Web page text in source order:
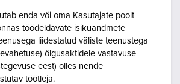
enda või oma Kasutajate poolt
töödeldavate isikuandmete
liidestatud väliste teenustega
õigusaktidele vastavuse
eest) olles nende
töötleja.